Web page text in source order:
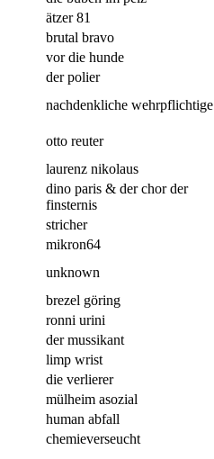
ätzer 81
brutal bravo
vor die hunde
der polier
nachdenkliche wehrpflichtige
otto reuter
laurenz nikolaus
dino paris & der chor der
finsternis
stricher
mikron64
unknown
brezel göring
ronni urini
der mussikant
limp wrist
die verlierer
mülheim asozial
human abfall
chemieverseucht